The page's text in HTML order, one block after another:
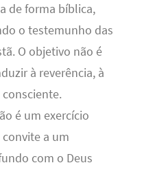
de forma bíblica,
o testemunho das
O objetivo não é
à reverência, à
é um exercício
a um
com o Deus